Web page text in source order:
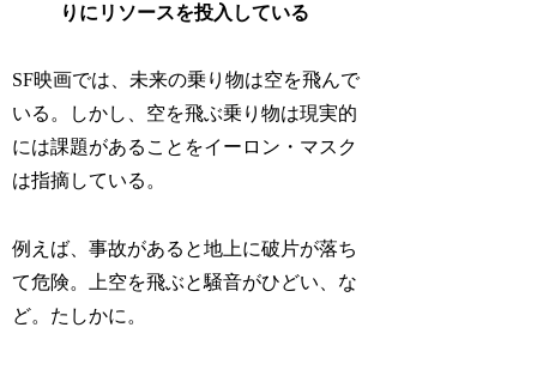
りにリソースを投入している
SF映画では、未来の乗り物は空を飛んで
いる。しかし、空を飛ぶ乗り物は現実的
には課題があることをイーロン・マスク
は指摘している。
例えば、事故があると地上に破片が落ち
て危険。上空を飛ぶと騒音がひどい、な
ど。たしかに。